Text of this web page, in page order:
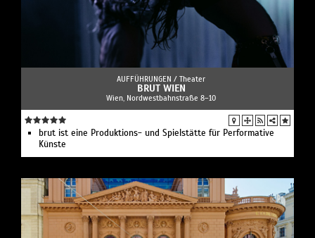
AUFFÜHRUNGEN / Theater
BRUT WIEN
Wien, Nordwestbahnstraße 8–10
brut ist eine Produktions- und Spielstätte für Performative
Künste